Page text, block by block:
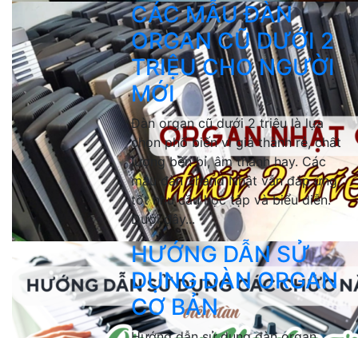
CÁC MẪU ĐÀN
ORGAN CŨ DƯỚI 2
TRIỆU CHO NGƯỜI
MỚI
Đàn organ cũ dưới 2 triệu là lựa
chọn phổ biến vì giá thành rẻ, chất
lượng bền bỉ, âm thanh hay. Các
mẫu đàn 2hand Nhật vẫn đáp ứng
tốt nhu cầu học tập và biểu diễn.
Dưới đây...
HƯỚNG DẪN SỬ
DỤNG ĐÀN ORGAN
CƠ BẢN